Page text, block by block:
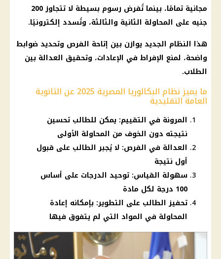
مجانية تمامًا، بينما تُفرض رسوم بسيطة لا تتجاوز 200
جنيه على المحاولة الثانية والثالثة، وتُسدد إلكترونيًا.
هذا النظام الجديد يوازن بين إتاحة الفرص وتحديد ضوابط
واضحة، لمنع الإفراط في الإعادات، وتحقيق العدالة بين
الطلاب.
ما يميز نظام البكالوريا المصرية 2025 عن الثانوية
العامة التقليدية
المرونة في التقييم: يمكن للطالب تحسين
نتيجته دون الخوف من المحاولة الأولى
العدالة في الفرص: لا يُجبر الطالب على قبول
أول نتيجة
سهولة القياس: توحيد الدرجات على أساس
100 درجة لكل مادة
تحفيز الطالب على التطوير: بإمكانه إعادة
المحاولة في المواد التي لم يتفوق فيها